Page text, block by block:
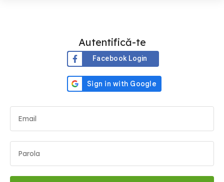
Autentifică-te
Facebook Login